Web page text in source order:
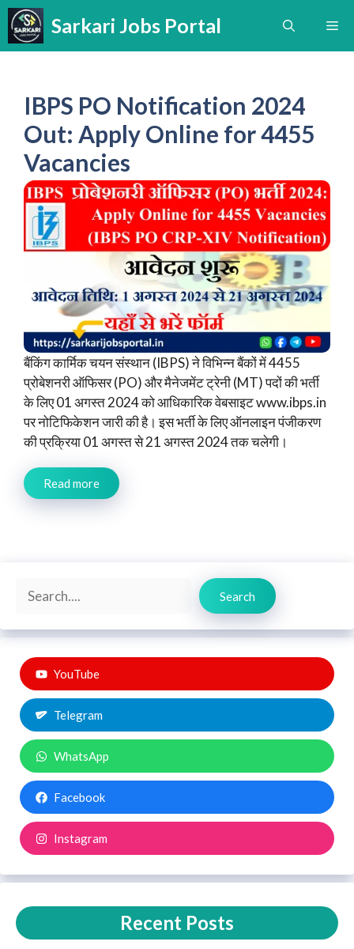
Skip
to
content
Sarkari Jobs Portal
IBPS PO Notification 2024
Out: Apply Online for 4455
Vacancies
बैंकिंग कार्मिक चयन संस्थान (IBPS) ने विभिन्न बैंकों में 4455
प्रोबेशनरी ऑफिसर (PO) और मैनेजमेंट ट्रेनी (MT) पदों की भर्ती
के लिए 01 अगस्त 2024 को आधिकारिक वेबसाइट www.ibps.in
पर नोटिफिकेशन जारी की है। इस भर्ती के लिए ऑनलाइन पंजीकरण
की प्रक्रिया 01 अगस्त से 21 अगस्त 2024 तक चलेगी।
Read more
Search
Search
YouTube
Telegram
WhatsApp
Facebook
Instagram
Recent Posts